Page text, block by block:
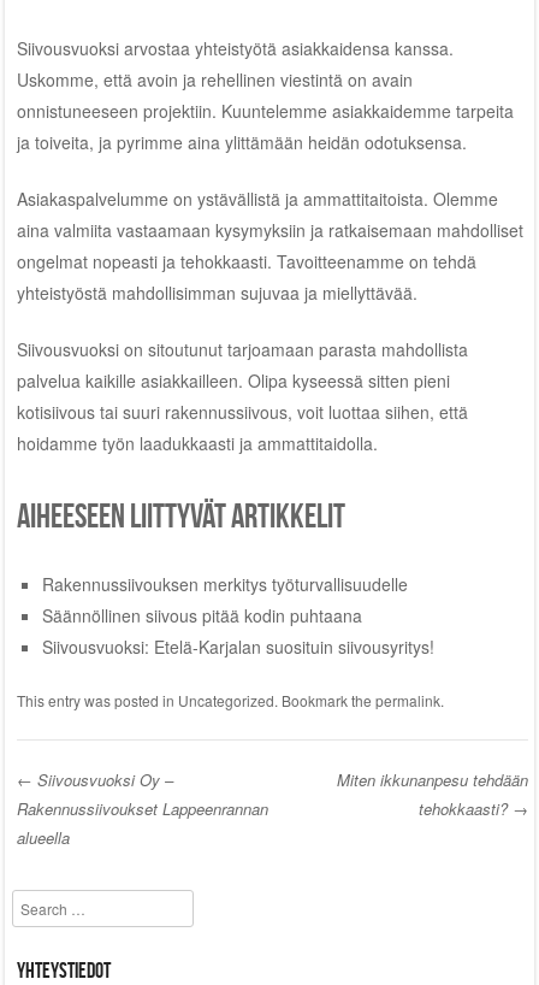
Siivousvuoksi arvostaa yhteistyötä asiakkaidensa kanssa.
Uskomme, että avoin ja rehellinen viestintä on avain
onnistuneeseen projektiin. Kuuntelemme asiakkaidemme tarpeita
ja toiveita, ja pyrimme aina ylittämään heidän odotuksensa.
Asiakaspalvelumme on ystävällistä ja ammattitaitoista. Olemme
aina valmiita vastaamaan kysymyksiin ja ratkaisemaan mahdolliset
ongelmat nopeasti ja tehokkaasti. Tavoitteenamme on tehdä
yhteistyöstä mahdollisimman sujuvaa ja miellyttävää.
Siivousvuoksi on sitoutunut tarjoamaan parasta mahdollista
palvelua kaikille asiakkailleen. Olipa kyseessä sitten pieni
kotisiivous tai suuri rakennussiivous, voit luottaa siihen, että
hoidamme työn laadukkaasti ja ammattitaidolla.
Aiheeseen liittyvät artikkelit
Rakennussiivouksen merkitys työturvallisuudelle
Säännöllinen siivous pitää kodin puhtaana
Siivousvuoksi: Etelä-Karjalan suosituin siivousyritys!
This entry was posted in Uncategorized. Bookmark the permalink.
Post navigation
← Siivousvuoksi Oy –
Rakennussiivoukset Lappeenrannan
alueella
Miten ikkunanpesu tehdään
tehokkaasti? →
Search
Yhteystiedot